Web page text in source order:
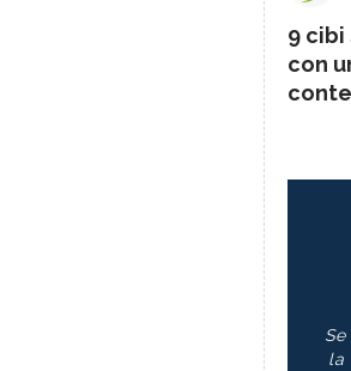
9 cibi
con
la